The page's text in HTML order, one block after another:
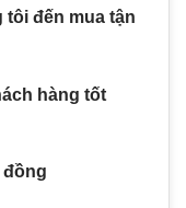
đến mua tận
hàng tốt